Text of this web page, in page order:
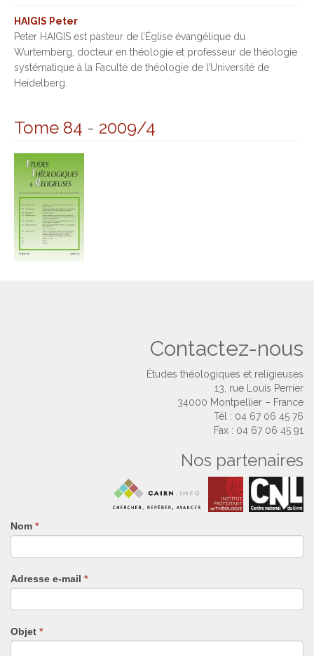
HAIGIS Peter
Peter HAIGIS est pasteur de l’Église évangélique du
Wurtemberg, docteur en théologie et professeur de théologie
systématique à la Faculté de théologie de l’Université de
Heidelberg.
Tome 84 - 2009/4
Contactez-nous
Études théologiques et religieuses
13, rue Louis Perrier
34000 Montpellier – France
Tél : 04 67 06 45 76
Fax : 04 67 06 45 91
Nos partenaires
Nom *
Adresse e-mail *
Objet *
Si
vous
êtes
humain,
remplissez
ce